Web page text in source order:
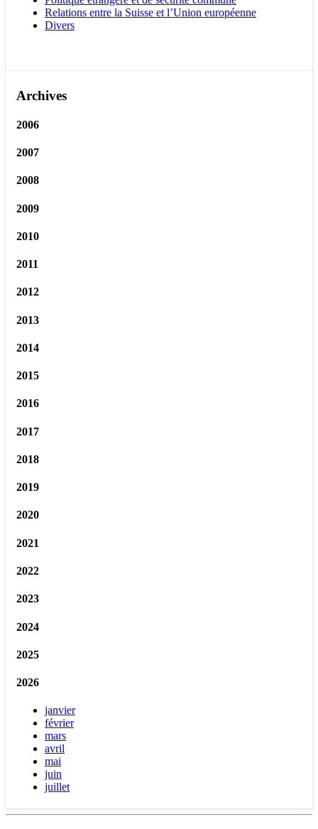
Relations entre la Suisse et l’Union européenne
Divers
Archives
2006
2007
2008
2009
2010
2011
2012
2013
2014
2015
2016
2017
2018
2019
2020
2021
2022
2023
2024
2025
2026
janvier
février
mars
avril
mai
juin
juillet